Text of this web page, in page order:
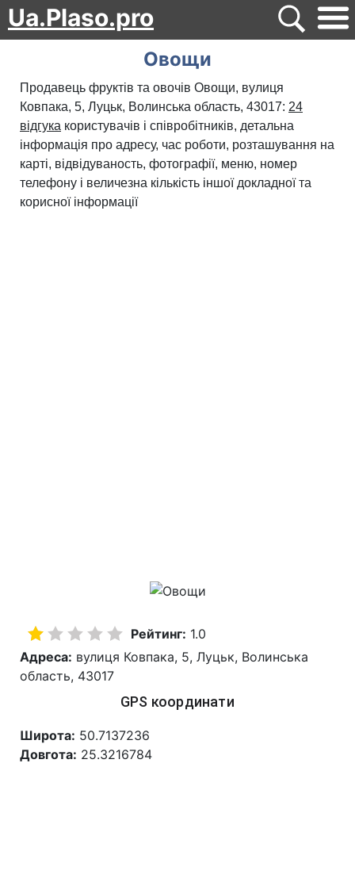
Ua.Plaso.pro
Овощи
Продавець фруктів та овочів Овощи, вулиця
Ковпака, 5, Луцьк, Волинська область, 43017: 24
відгука користувачів і співробітників, детальна
інформація про адресу, час роботи, розташування на
карті, відвідуваность, фотографії, меню, номер
телефону і величезна кількість іншої докладної та
корисної інформації
Рейтинг: 1.0
Адреса: вулиця Ковпака, 5, Луцьк, Волинська
область, 43017
GPS координати
Широта: 50.7137236
Довгота: 25.3216784